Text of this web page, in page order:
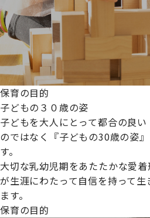
プライムスターほいくえんグル
続けられる環境づくりに取り組ん
【えるぼし認定(☆☆)】
保育の目的
子どもの３０歳の姿
子どもを大人にとって都合の良
のではなく『子どもの30歳の姿
す。
大切な乳幼児期をあたたかな愛
が生涯にわたって自信を持って
ます。
保育の目的